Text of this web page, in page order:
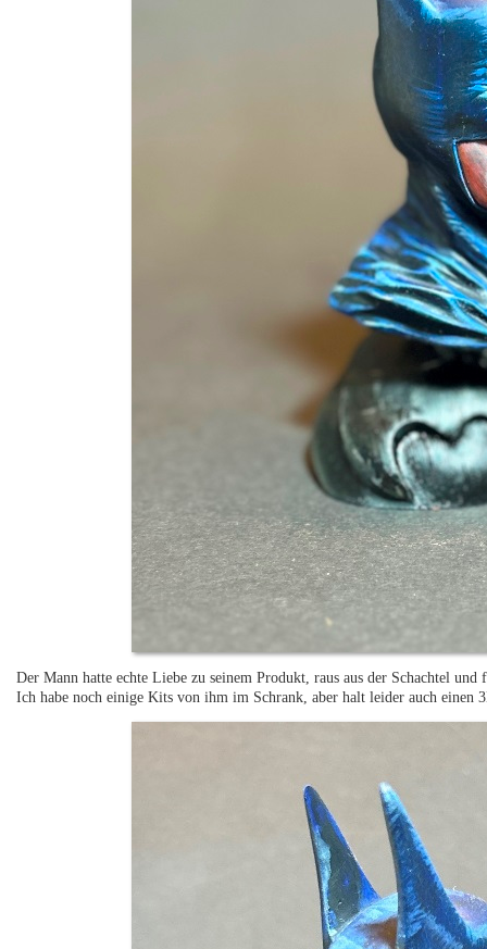
Der Mann hatte echte Liebe zu seinem Produkt, raus aus der Schachtel
Ich habe noch einige Kits von ihm im Schrank, aber halt leider auch einen